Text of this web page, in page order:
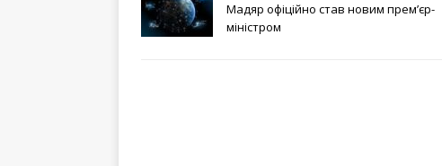
Мадяр офіційно став новим прем’єр-
міністром